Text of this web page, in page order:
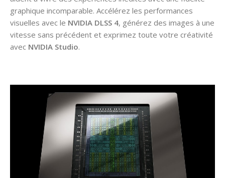
graphique incomparable. Accélérez les performances
visuelles avec le NVIDIA DLSS 4, générez des images à une
vitesse sans précédent et exprimez toute votre créativité
avec NVIDIA Studio.